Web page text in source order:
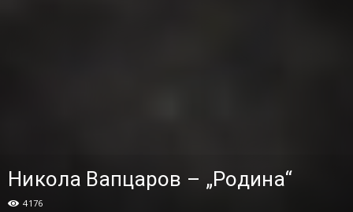
Никола Вапцаров – „Родина“
4176